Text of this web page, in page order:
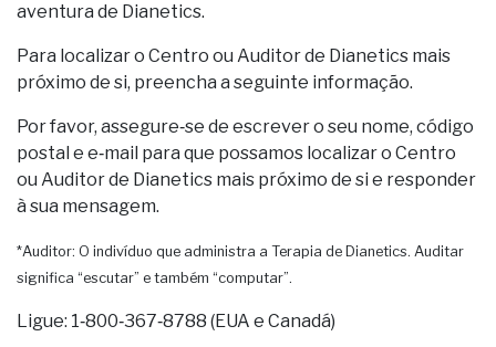
aventura de Dianetics.
Para localizar o Centro ou Auditor de Dianetics mais
próximo de si, preencha a seguinte informação.
Por favor, assegure‑se de escrever o seu nome, código
postal e e‑mail para que possamos localizar o Centro
ou Auditor de Dianetics mais próximo de si e responder
à sua mensagem.
*Auditor: O indivíduo que administra a Terapia de Dianetics. Auditar
significa “escutar” e também “computar”.
Ligue: 1‑800‑367‑8788 (EUA e Canadá)